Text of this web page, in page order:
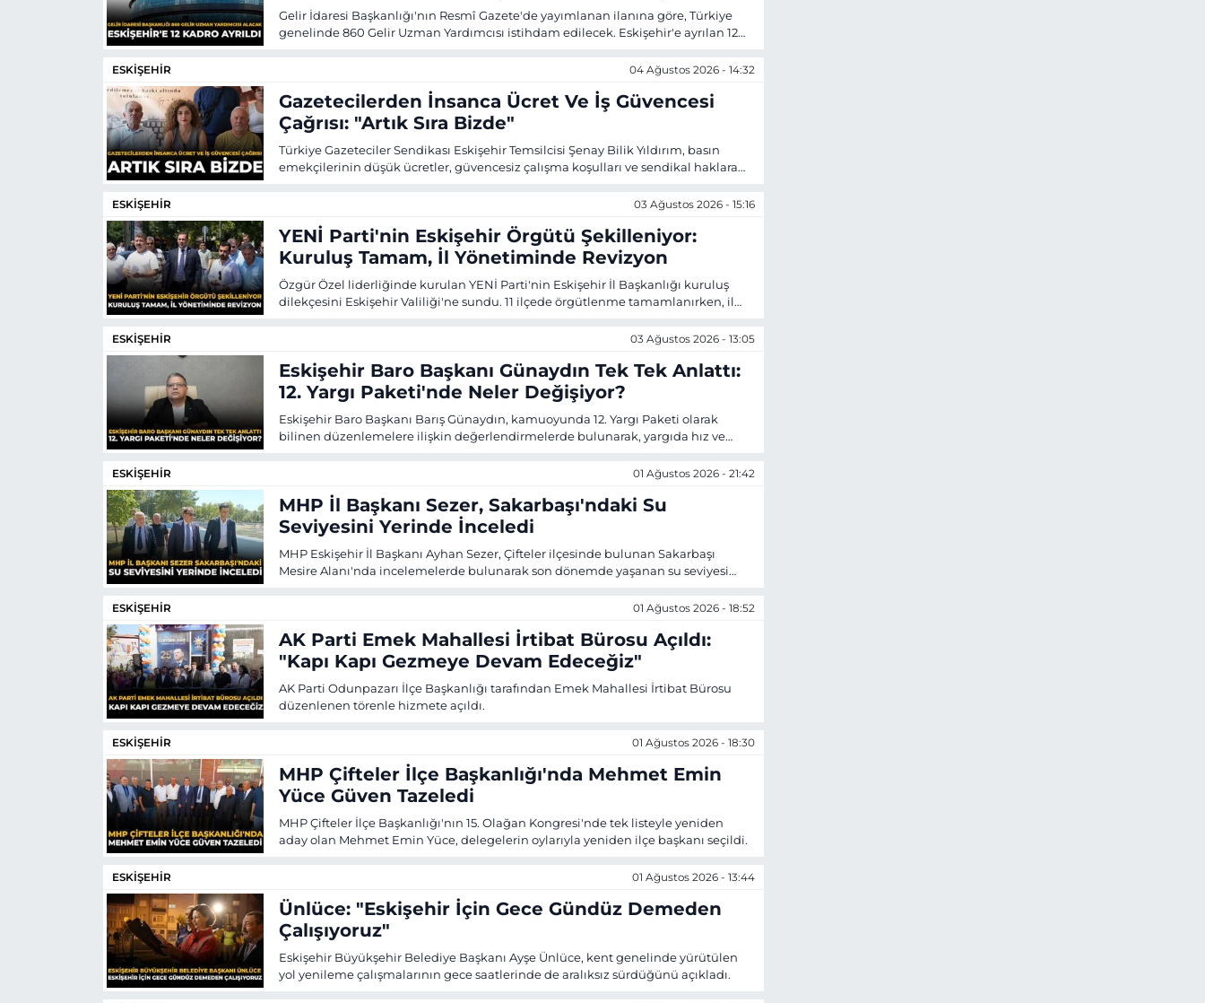
Gelir İdaresi Başkanlığı'nın Resmî Gazete'de yayımlanan ilanına göre, Türkiye
genelinde 860 Gelir Uzman Yardımcısı istihdam edilecek. Eskişehir'e ayrılan 12
ESKİŞEHİR 04 Ağustos 2026 - 14:32
Gazetecilerden İnsanca Ücret Ve İş Güvencesi
Çağrısı: "Artık Sıra Bizde"
Türkiye Gazeteciler Sendikası Eskişehir Temsilcisi Şenay Bilik Yıldırım, basın
emekçilerinin düşük ücretler, güvencesiz çalışma koşulları ve sendikal haklara
Genel Başkanı Yılmaz Karaca da sektördeki istihdam sorunlarına dikkat çekti.
ESKİŞEHİR 03 Ağustos 2026 - 15:16
YENİ Parti'nin Eskişehir Örgütü Şekilleniyor:
Kuruluş Tamam, İl Yönetiminde Revizyon
Özgür Özel liderliğinde kurulan YENİ Parti'nin Eskişehir İl Başkanlığı kuruluş
dilekçesini Eskişehir Valiliği'ne sundu. 11 ilçede örgütlenme tamamlanırken, il
ESKİŞEHİR 03 Ağustos 2026 - 13:05
Eskişehir Baro Başkanı Günaydın Tek Tek Anlattı:
12. Yargı Paketi'nde Neler Değişiyor?
Eskişehir Baro Başkanı Barış Günaydın, kamuoyunda 12. Yargı Paketi olarak
bilinen düzenlemelere ilişkin değerlendirmelerde bulunarak, yargıda hız ve
ESKİŞEHİR 01 Ağustos 2026 - 21:42
MHP İl Başkanı Sezer, Sakarbaşı'ndaki Su
Seviyesini Yerinde İnceledi
MHP Eskişehir İl Başkanı Ayhan Sezer, Çifteler ilçesinde bulunan Sakarbaşı
Mesire Alanı'nda incelemelerde bulunarak son dönemde yaşanan su seviyesi
ESKİŞEHİR 01 Ağustos 2026 - 18:52
AK Parti Emek Mahallesi İrtibat Bürosu Açıldı:
"Kapı Kapı Gezmeye Devam Edeceğiz"
AK Parti Odunpazarı İlçe Başkanlığı tarafından Emek Mahallesi İrtibat Bürosu
düzenlenen törenle hizmete açıldı.
ESKİŞEHİR 01 Ağustos 2026 - 18:30
MHP Çifteler İlçe Başkanlığı'nda Mehmet Emin
Yüce Güven Tazeledi
MHP Çifteler İlçe Başkanlığı'nın 15. Olağan Kongresi'nde tek listeyle yeniden
aday olan Mehmet Emin Yüce, delegelerin oylarıyla yeniden ilçe başkanı seçildi.
ESKİŞEHİR 01 Ağustos 2026 - 13:44
Ünlüce: "Eskişehir İçin Gece Gündüz Demeden
Çalışıyoruz"
Eskişehir Büyükşehir Belediye Başkanı Ayşe Ünlüce, kent genelinde yürütülen
yol yenileme çalışmalarının gece saatlerinde de aralıksız sürdüğünü açıkladı.